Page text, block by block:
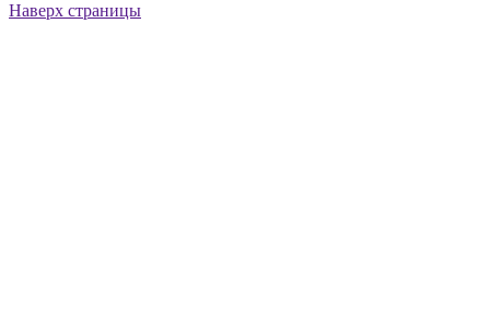
Наверх страницы